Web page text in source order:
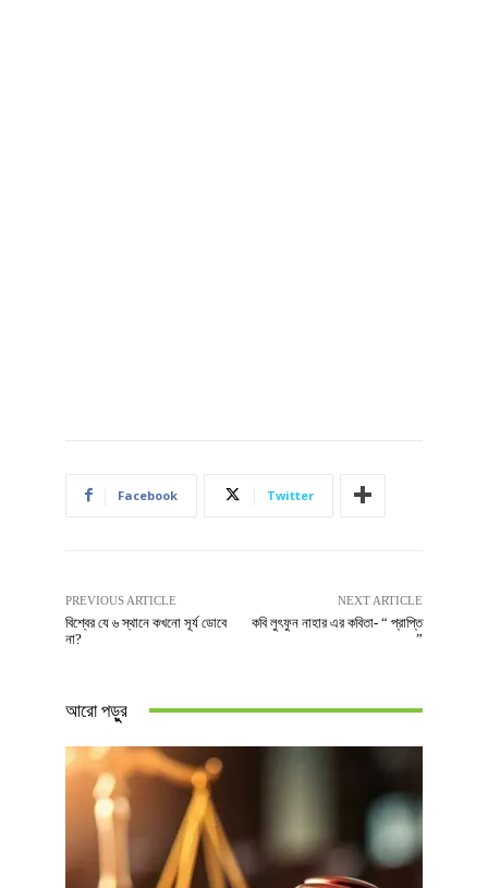
Facebook Twitter
PREVIOUS ARTICLE
বিশ্বের যে ৬ স্থানে কখনো সূর্য ডোবে
না?
NEXT ARTICLE
কবি লুৎফুন নাহার এর কবিতা- “ প্রাপ্তি
”
আরো পড়ুুর